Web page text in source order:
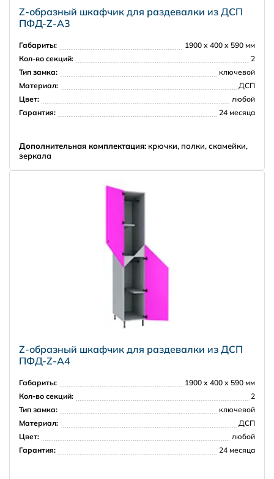
Z-образный шкафчик для раздевалки из ДСП
ПФД-Z-А3
Габариты:
1900 х 400 х 590 мм
Кол-во секций:
2
Тип замка:
ключевой
Материал:
ДСП
Цвет:
любой
Гарантия:
24 месяца
Дополнительная комплектация: крючки, полки, скамейки,
зеркала
Z-образный шкафчик для раздевалки из ДСП
ПФД-Z-А4
Габариты:
1900 х 400 х 590 мм
Кол-во секций:
2
Тип замка:
ключевой
Материал:
ДСП
Цвет:
любой
Гарантия:
24 месяца